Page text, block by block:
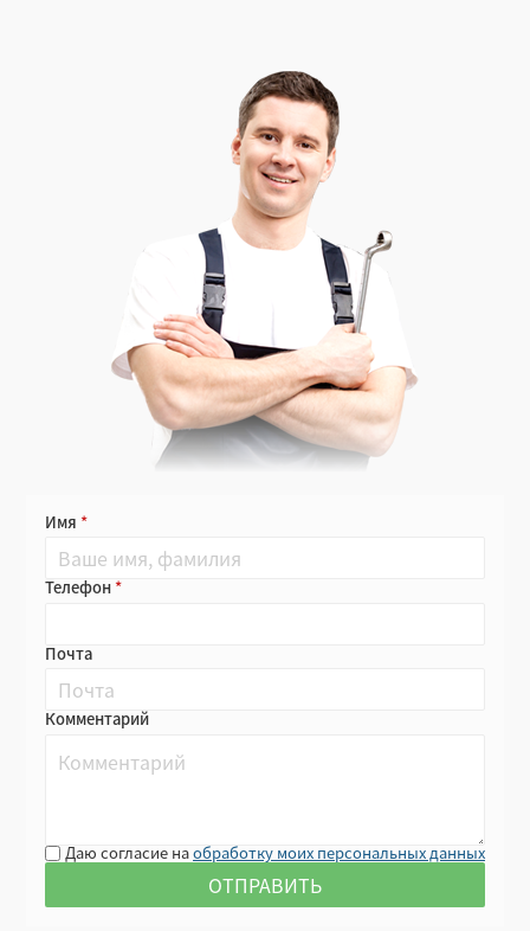
Имя
Телефон
Почта
Комментарий
Даю согласие наобработку моих персональных данных